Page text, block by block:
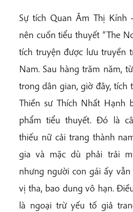
Sự tích Quan Âm Thị Kính
nên cuốn tiểu thuyết “The
tích truyện được lưu truyền
Nam. Sau hàng trăm năm,
trong dân gian, giờ đây, tích
Thiền sư Thích Nhất Hạnh
phẩm tiểu thuyết. Đó là
thiếu nữ cải trang thành
gia và mặc dù phải trải
nhưng người con gái ấy
vị tha, bao dung vô hạn.
là ngoại trừ yếu tố giả